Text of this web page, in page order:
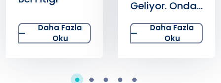
Daha Fazla
Oku
Geliyor. Ondan
Virüs
Kapmamak
için Neler
Daha Fazla
Oku